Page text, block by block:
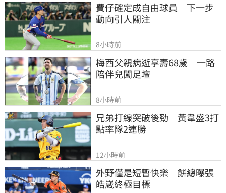
費仔確定成自由球員　下一步
動向引人關注
8小時前
梅西父親病逝享壽68歲　一路
陪伴兒闖足壇
8小時前
兄弟打線突破後勁　黃韋盛3打
點率隊2連勝
12小時前
外野僅是短暫快樂　餅總曝張
皓崴終極目標